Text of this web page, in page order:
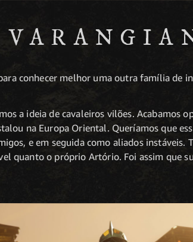
conhecer melhor uma outra família de
a ideia de cavaleiros vilões. Acabamos
na Europa Oriental. Queríamos que
e em seguida como aliados instáveis.
quanto o próprio Artório. Foi assim que